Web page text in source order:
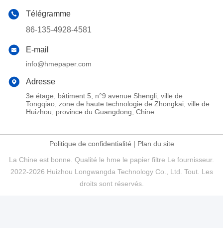
Télégramme
86-135-4928-4581
E-mail
info@hmepaper.com
Adresse
3e étage, bâtiment 5, n°9 avenue Shengli, ville de
Tongqiao, zone de haute technologie de Zhongkai, ville de
Huizhou, province du Guangdong, Chine
Politique de confidentialité | Plan du site
La Chine est bonne. Qualité le hme le papier filtre Le fournisseur.
2022-2026 Huizhou Longwangda Technology Co., Ltd. Tout. Les
droits sont réservés.